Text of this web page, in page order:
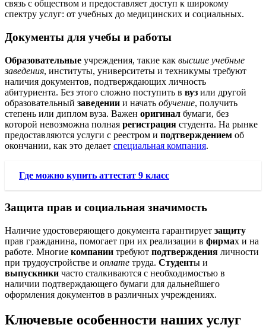
связь с обществом и предоставляет доступ к широкому
спектру услуг: от учебных до медицинских и социальных.
Документы для учебы и работы
Образовательные учреждения, такие как высшие учебные
заведения, институты, университеты и техникумы требуют
наличия документов, подтверждающих личность
абитуриента. Без этого сложно поступить в вуз или другой
образовательный заведении и начать обучение, получить
степень или диплом вуза. Важен оригинал бумаги, без
которой невозможна полная регистрация студента. На рынке
предоставляются услуги с реестром и подтверждением об
окончании, как это делает специальная компания.
Где можно купить аттестат 9 класс
Защита прав и социальная значимость
Наличие удостоверяющего документа гарантирует защиту
прав гражданина, помогает при их реализации в фирмах и на
работе. Многие компании требуют подтверждения личности
при трудоустройстве и оплате труда. Студенты и
выпускники часто сталкиваются с необходимостью в
наличии подтверждающего бумаги для дальнейшего
оформления документов в различных учреждениях.
Ключевые особенности наших услуг